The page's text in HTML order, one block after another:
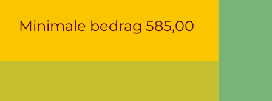
Minimale bedrag 585,00